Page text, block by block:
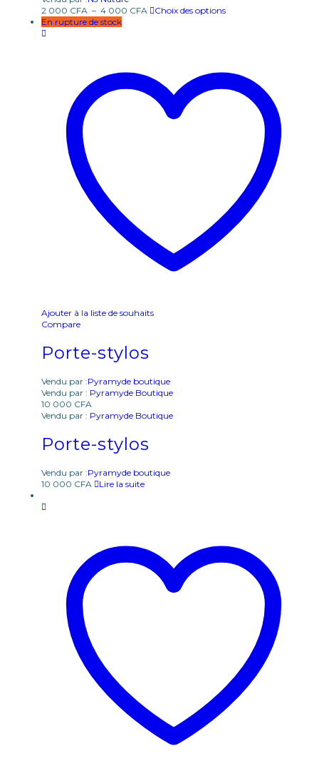
2 000 CFA – 4 000 CFA
Choix des options
En rupture de stock
Ajouter à la liste de souhaits
Compare
Porte-stylos
Vendu par :Pyramyde boutique
Vendu par : Pyramyde Boutique
10 000 CFA
Vendu par : Pyramyde Boutique
Porte-stylos
Vendu par :Pyramyde boutique
10 000 CFA Lire la suite